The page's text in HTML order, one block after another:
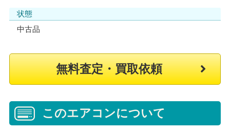
状態
中古品
無料査定・買取依頼
このエアコンについて